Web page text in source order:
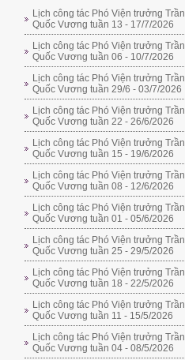
Lịch công tác Phó Viện trưởng Trần
Quốc Vương tuần 13 - 17/7/2026
Lịch công tác Phó Viện trưởng Trần
Quốc Vương tuần 06 - 10/7/2026
Lịch công tác Phó Viện trưởng Trần
Quốc Vương tuần 29/6 - 03/7/2026
Lịch công tác Phó Viện trưởng Trần
Quốc Vương tuần 22 - 26/6/2026
Lịch công tác Phó Viện trưởng Trần
Quốc Vương tuần 15 - 19/6/2026
Lịch công tác Phó Viện trưởng Trần
Quốc Vương tuần 08 - 12/6/2026
Lịch công tác Phó Viện trưởng Trần
Quốc Vương tuần 01 - 05/6/2026
Lịch công tác Phó Viện trưởng Trần
Quốc Vương tuần 25 - 29/5/2026
Lịch công tác Phó Viện trưởng Trần
Quốc Vương tuần 18 - 22/5/2026
Lịch công tác Phó Viện trưởng Trần
Quốc Vương tuần 11 - 15/5/2026
Lịch công tác Phó Viện trưởng Trần
Quốc Vương tuần 04 - 08/5/2026